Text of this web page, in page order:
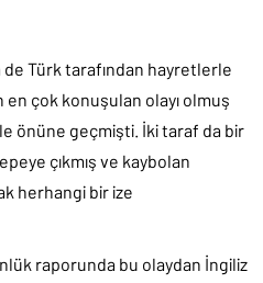
Türk tarafından hayretlerle
çok konuşulan olayı olmuş
önüne geçmişti. İki taraf da bir
çıkmış ve kaybolan
herhangi bir ize
raporunda bu olaydan İngiliz